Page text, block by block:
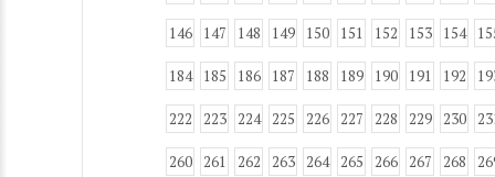
146 147 148 149 150 151 152 153 154
184 185 186 187 188 189 190 191 192
222 223 224 225 226 227 228 229 230
260 261 262 263 264 265 266 267 268